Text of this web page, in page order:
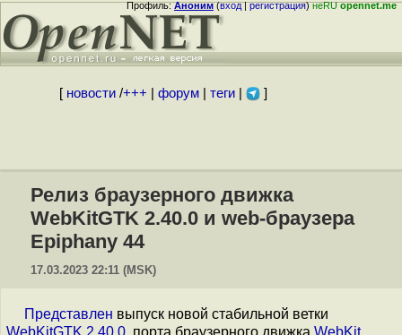
Профиль:Аноним(вход|регистрация)неRUopennet.me
[ новости/+++ форум| теги| ]
Релиз браузерного движка
WebKitGTK 2.40.0 и web-браузера
Epiphany 44
17.03.2023 22:11 (MSK)
Представлен выпуск новой стабильной ветки
WebKitGTK 2.40.0, порта браузерного движка WebKit